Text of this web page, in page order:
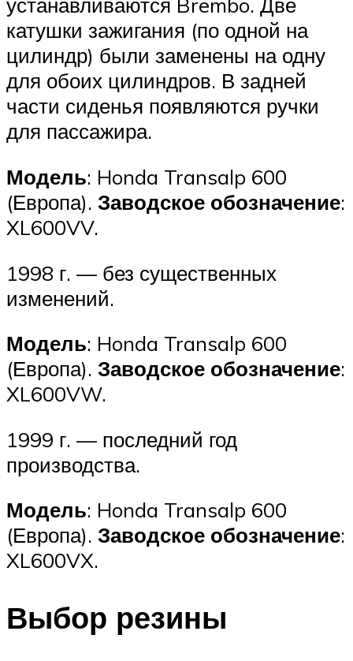
катушки зажигания (по одной на
цилиндр) были заменены на одну
для обоих цилиндров. В задней
части сиденья появляются ручки
для пассажира.
Модель: Honda Transalp 600
(Европа). Заводское обозначение:
XL600VV.
1998 г. — без существенных
изменений.
Модель: Honda Transalp 600
(Европа). Заводское обозначение:
XL600VW.
1999 г. — последний год
производства.
Модель: Honda Transalp 600
(Европа). Заводское обозначение:
XL600VX.
Выбор резины